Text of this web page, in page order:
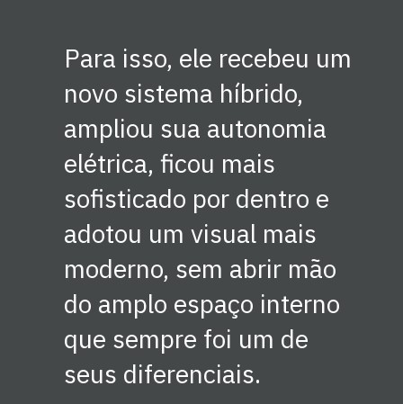
Para isso, ele recebeu um
novo sistema híbrido,
ampliou sua autonomia
elétrica, ficou mais
sofisticado por dentro e
adotou um visual mais
moderno, sem abrir mão
do amplo espaço interno
que sempre foi um de